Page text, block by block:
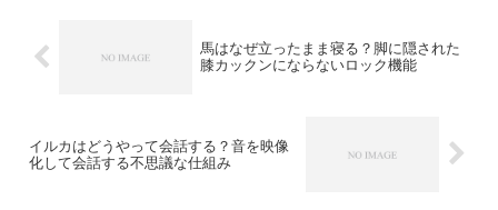
馬はなぜ立ったまま寝る？脚に隠された
膝カックンにならないロック機能
イルカはどうやって会話する？音を映像
化して会話する不思議な仕組み